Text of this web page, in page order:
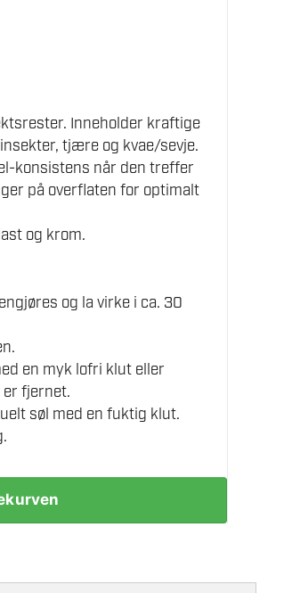
Inneholder kraftige
tjære og kvae/sevje.
konsistens når den treffer
på overflaten for optimalt
og krom.
og la virke i ca. 30
en myk lofri klut eller
fjernet.
søl med en fuktig klut.